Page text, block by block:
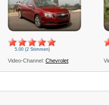
5.00 (2 Stimmen)
Video-Channel: Chevrolet